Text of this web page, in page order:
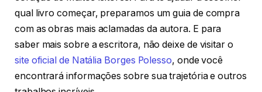
qual livro começar, preparamos um guia de compra
com as obras mais aclamadas da autora. E para
saber mais sobre a escritora, não deixe de visitar o
site oficial de Natália Borges Polesso, onde você
encontrará informações sobre sua trajetória e outros